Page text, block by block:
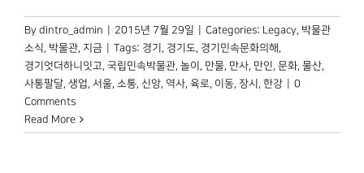
By dintro_admin 2015년 7월 29일 Categories: Legacy, 박물관
소식, 박물관, 지금 Tags: 경기 , 경기도, 경기민속문화의해 ,
경기엇더하니잇고, 국립민속박물관, 놀이 , 만물, 만사, 만인, 문화, 물산,
사통팔달, 생업, 서울, 소통, 신앙, 역사, 육로, 이동, 장시 , 한강
0
Comments
Read More